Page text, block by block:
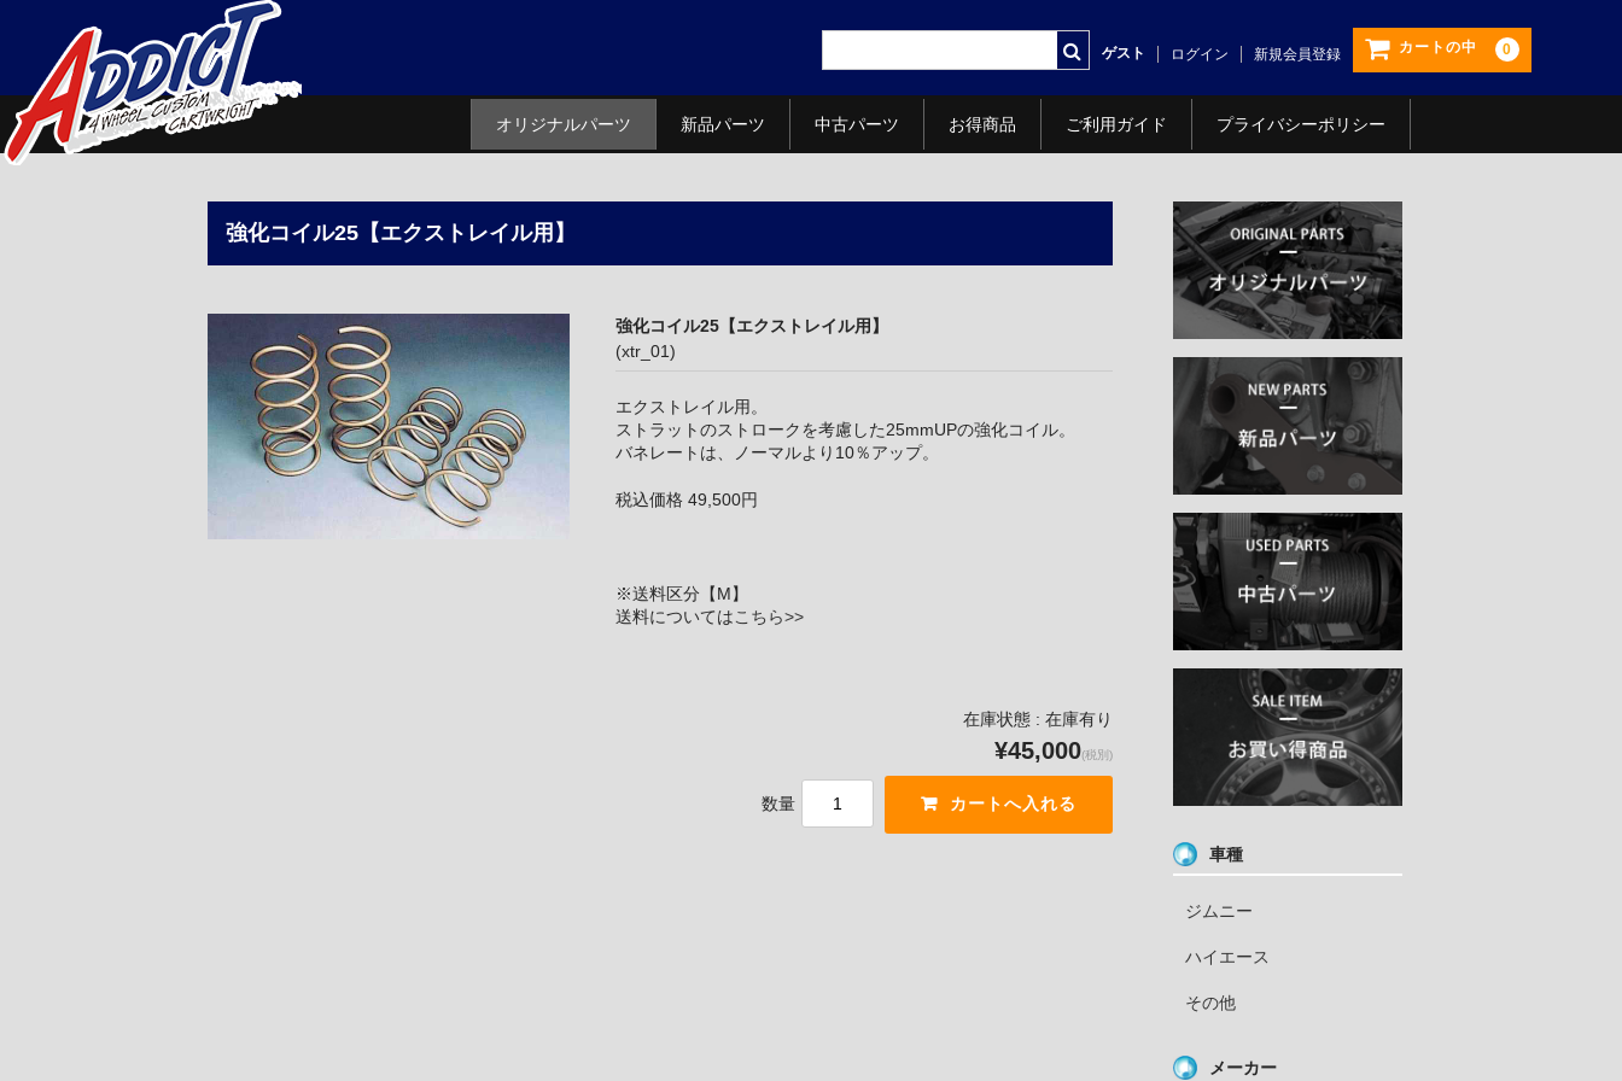
ゲスト ログイン 新規会員登録 カートの中 0
オリジナルパーツ 新品パーツ 中古パーツ お得商品 ご利用ガイド プライバシーポリシー
強化コイル25【エクストレイル用】
強化コイル25【エクストレイル用】
(xtr_01)
エクストレイル用。
ストラットのストロークを考慮した25mmUPの強化コイル。
バネレートは、ノーマルより10％アップ。
税込価格 49,500円
※送料区分【M】
送料についてはこちら>>
在庫状態 : 在庫有り
¥45,000(税別)
数量
車種
ジムニー
ハイエース
その他
メーカー